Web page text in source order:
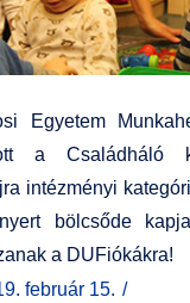
Egyetem
a Családháló
intézményi
bölcsőde
a DUFiókákra!
február 15.